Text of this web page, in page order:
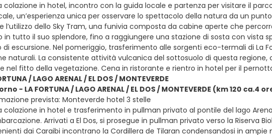
colazione in hotel, incontro con la guida locale e partenza per visitare il
un’esperienza unica per osservare lo spettacolo della natura da un
l’utilizzo dello Sky Tram, una funivia composta da cabine aperte che
in tutto il suo splendore, fino a raggiungere una stazione di sosta con vista
di escursione. Nel pomeriggio, trasferimento alle sorgenti eco-termali di La
naturali. La consistente attività vulcanica del sottosuolo di questa
nel fitto della vegetazione. Cena in ristorante e rientro in hotel per il
/ LAGO ARENAL / EL DOS / MONTEVERDE
- LA FORTUNA / LAGO ARENAL / EL DOS / MONTEVERDE (km 120 ca.4
prevista: Monteverde hotel 3 stelle
colazione in hotel e trasferimento in pullman privato al pontile del lago
Arrivati a El Dos, si prosegue in pullman privato verso la Riserva
dai Caraibi incontrano la Cordillera de Tilaran condensandosi in